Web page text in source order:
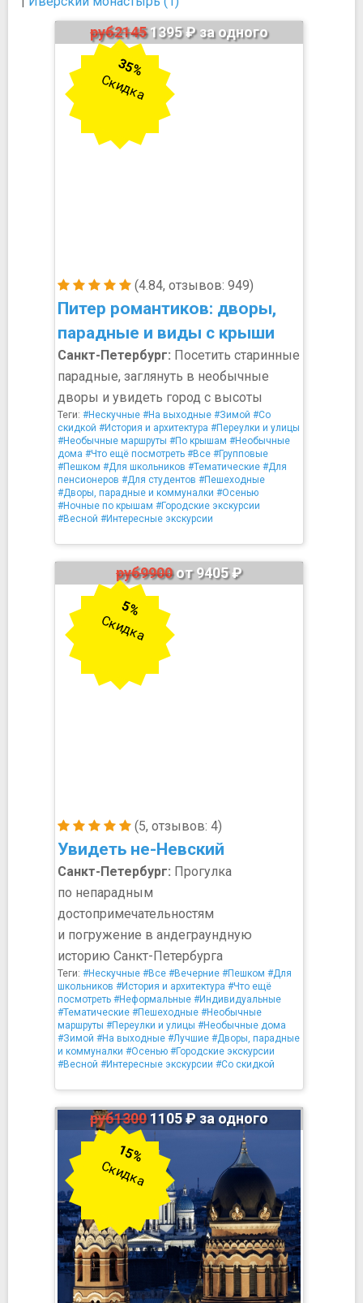
(4.84, отзывов: 949)
Питер романтиков: дворы,
парадные и виды с крыши
руб21451395 ₽ за одного
35%
Скидка
Санкт-Петербург: Посетить старинные
парадные, заглянуть в необычные
дворы и увидеть город с высоты
Теги: #Нескучные #На выходные #Зимой #Со
скидкой #История и архитектура #Переулки и улицы
#Необычные маршруты #По крышам #Необычные
дома #Что ещё посмотреть #Все #Групповые
#Пешком #Для школьников #Тематические #Для
пенсионеров #Для студентов #Пешеходные
#Дворы, парадные и коммуналки #Осенью
#Ночные по крышам #Городские экскурсии
#Весной #Интересные экскурсии
(5, отзывов: 4)
Увидеть не-Невский
руб9900от 9405 ₽
5%
Скидка
Санкт-Петербург: Прогулка
по непарадным
достопримечательностям
и погружение в андеграундную
историю Санкт-Петербурга
Теги: #Нескучные #Все #Вечерние #Пешком #Для
школьников #История и архитектура #Что ещё
посмотреть #Неформальные #Индивидуальные
#Тематические #Пешеходные #Необычные
маршруты #Переулки и улицы #Необычные дома
#Зимой #На выходные #Лучшие #Дворы, парадные
и коммуналки #Осенью #Городские экскурсии
#Весной #Интересные экскурсии #Со скидкой
руб13001105 ₽ за одного
15%
Скидка